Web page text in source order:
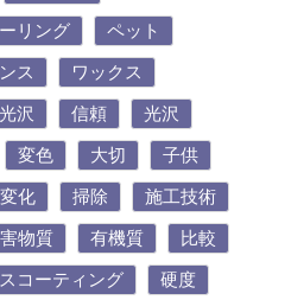
リング ペット
ス ワックス
沢 信頼 光沢
変色 大切 子供
化 掃除 施工技術
物質 有機質 比較
コーティング 硬度